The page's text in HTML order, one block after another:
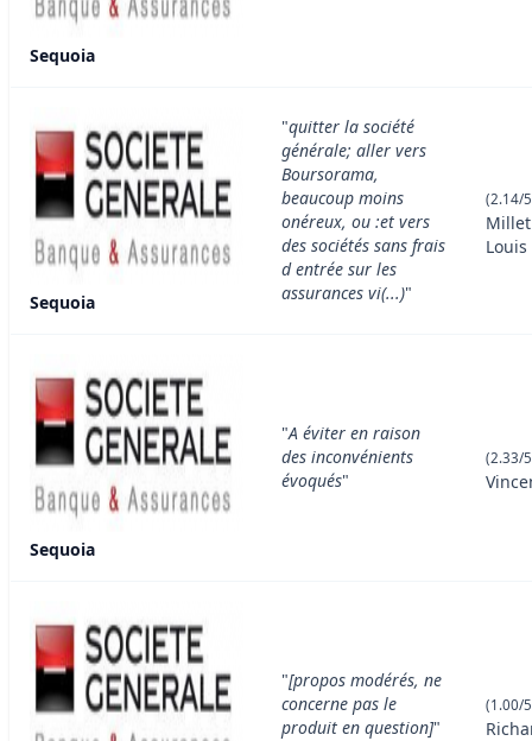
Sequoia
Sequoia
"quitter la société
générale; aller vers
Boursorama,
beaucoup moins
onéreux, ou :et vers
des sociétés sans frais
d entrée sur les
assurances vi(...)"
(2.14/
Millet
Louis
Sequoia
"A éviter en raison
des inconvénients
évoqués"
(2.33/
"[propos modérés, ne
concerne pas le
produit en question]"
(1.00/